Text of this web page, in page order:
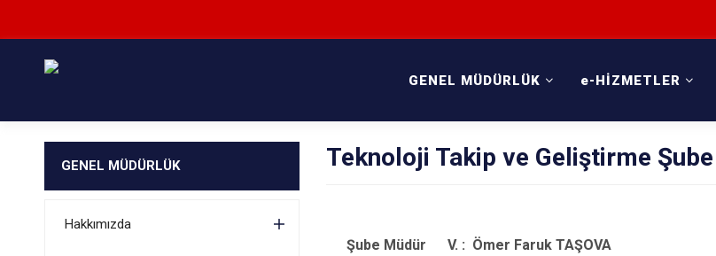
GENEL MÜDÜRLÜK e-HİZMETLER
GENEL MÜDÜRLÜK
Hakkımızda
Teknoloji Takip ve Geliştirme
Şube Müdür V. : Ömer Faruk TAŞOVA